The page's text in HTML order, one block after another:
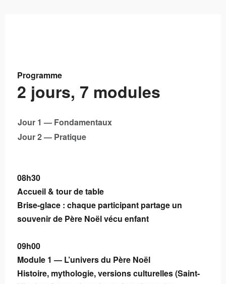
Programme
2 jours, 7 modules
Jour 1 — Fondamentaux
Jour 2 — Pratique
08h30
Accueil & tour de table
Brise-glace : chaque participant partage un
souvenir de Père Noël vécu enfant
09h00
Module 1 — L’univers du Père Noël
Histoire, mythologie, versions culturelles (Saint-